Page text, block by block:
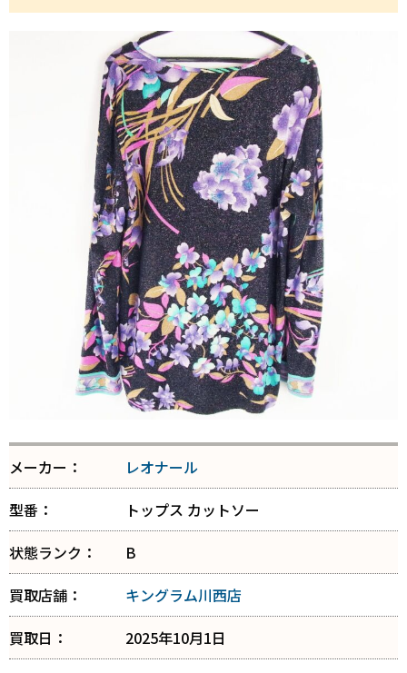
メーカー：
レオナール
型番：
トップス カットソー
状態ランク：
B
買取店舗：
キングラム川西店
買取日：
2025年10月1日